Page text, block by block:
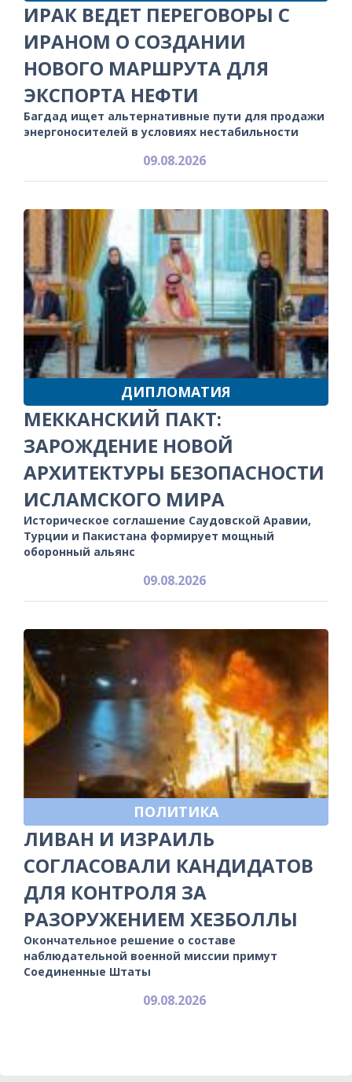
ИРАК ВЕДЕТ ПЕРЕГОВОРЫ С
ИРАНОМ О СОЗДАНИИ
НОВОГО МАРШРУТА ДЛЯ
ЭКСПОРТА НЕФТИ
Багдад ищет альтернативные пути для продажи
энергоносителей в условиях нестабильности
09.08.2026
ДИПЛОМАТИЯ
МЕККАНСКИЙ ПАКТ:
ЗАРОЖДЕНИЕ НОВОЙ
АРХИТЕКТУРЫ БЕЗОПАСНОСТИ
ИСЛАМСКОГО МИРА
Историческое соглашение Саудовской Аравии,
Турции и Пакистана формирует мощный
оборонный альянс
09.08.2026
ПОЛИТИКА
ЛИВАН И ИЗРАИЛЬ
СОГЛАСОВАЛИ КАНДИДАТОВ
ДЛЯ КОНТРОЛЯ ЗА
РАЗОРУЖЕНИЕМ ХЕЗБОЛЛЫ
Окончательное решение о составе
наблюдательной военной миссии примут
Соединенные Штаты
09.08.2026